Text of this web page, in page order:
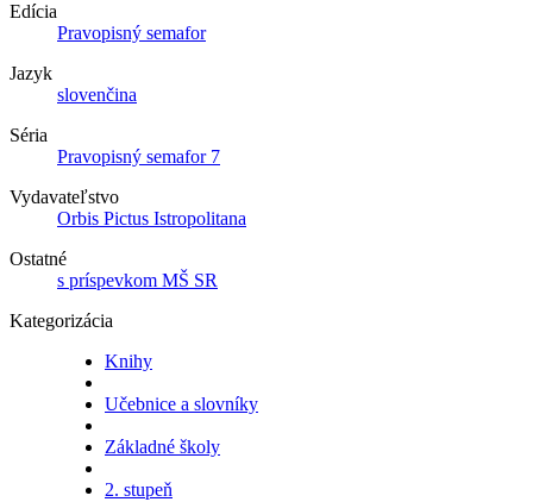
Edícia
Pravopisný semafor
Jazyk
slovenčina
Séria
Pravopisný semafor 7
Vydavateľstvo
Orbis Pictus Istropolitana
Ostatné
s príspevkom MŠ SR
Kategorizácia
Knihy
Učebnice a slovníky
Základné školy
2. stupeň